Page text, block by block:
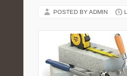
POSTED BY ADMIN